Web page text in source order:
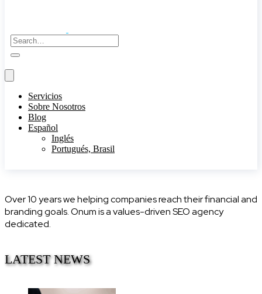
Servicios
Sobre Nosotros
Blog
Español
Inglés
Portugués, Brasil
Over 10 years we helping companies reach their financial and
branding goals. Onum is a values-driven SEO agency
dedicated.
LATEST NEWS